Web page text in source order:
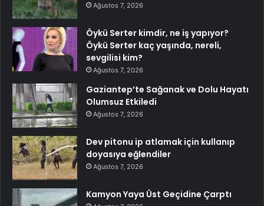
Ağustos 7, 2026
Öykü Serter kimdir, ne iş yapıyor?
Öykü Serter kaç yaşında, nereli,
sevgilisi kim?
Ağustos 7, 2026
Gaziantep’te Sağanak ve Dolu Hayatı
Olumsuz Etkiledi
Ağustos 7, 2026
Dev pitonu ip atlamak için kullanıp
doyasıya eğlendiler
Ağustos 7, 2026
Kamyon Yaya Üst Geçidine Çarptı